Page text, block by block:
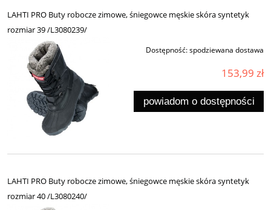
LAHTI PRO Buty robocze zimowe, śniegowce męskie skóra syntetyk
rozmiar 39 /L3080239/
Dostępność:spodziewana dostawa
153,99 zł
powiadom o dostępności
LAHTI PRO Buty robocze zimowe, śniegowce męskie skóra syntetyk
rozmiar 40 /L3080240/